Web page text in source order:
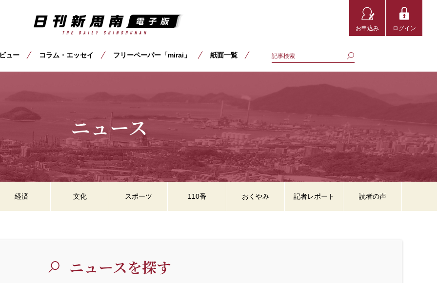
お申込み ログイン
ュー コラム・エッセイ フリーペーパー「mirai」 紙面一覧
ニュース
ニュースを探す
経済 文化 スポーツ 110番 おくやみ 記者レポート 読者の声